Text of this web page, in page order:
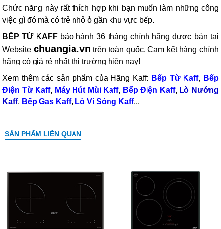
Chức năng này rất thích hợp khi bạn muốn làm những công
việc gì đó mà có trẻ nhỏ ỏ gần khu vực bếp.
BẾP TỪ KAFF bảo hành 36 tháng chính hãng được bán tại
Website chuangia.vn trên toàn quốc, Cam kết hàng chính
hãng có giá rẻ nhất thị trường hiện nay!
Xem thêm các sản phẩm của Hãng Kaff: Bếp Từ Kaff, Bếp
Điện Từ Kaff, Máy Hút Mùi Kaff, Bếp Điện Kaff, Lò Nướng
Kaff, Bếp Gas Kaff, Lò Vi Sóng Kaff...
SẢN PHẨM LIÊN QUAN